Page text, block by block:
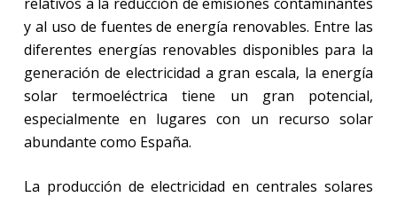
y al uso de fuentes de energía renovables. Entre las
diferentes energías renovables disponibles para la
generación de electricidad a gran escala, la energía
solar termoeléctrica tiene un gran potencial,
especialmente en lugares con un recurso solar
abundante como España.
La producción de electricidad en centrales solares